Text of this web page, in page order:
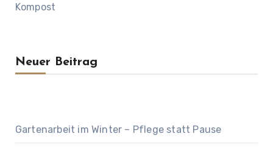
Kompost
Neuer Beitrag
Gartenarbeit im Winter – Pflege statt Pause